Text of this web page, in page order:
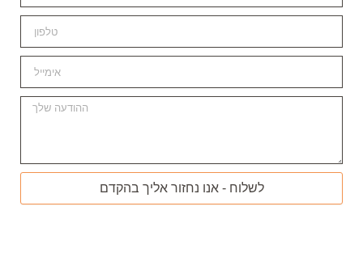
לשלוח - אנו נחזור אליך בהקדם